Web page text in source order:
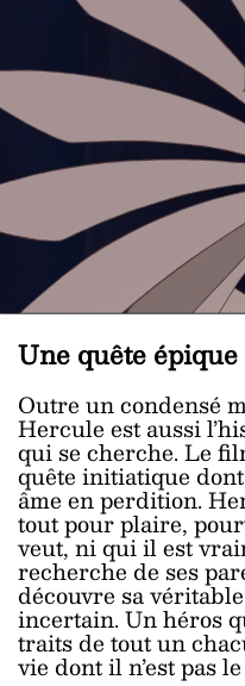
Une quête
Outre un condensé
Hercule est aussi
qui se cherche. Le
quête initiatique
âme en perdition.
tout pour plaire,
veut, ni qui il est
recherche de ses
découvre sa
incertain. Un héros
traits de tout un
vie dont il n’est pas